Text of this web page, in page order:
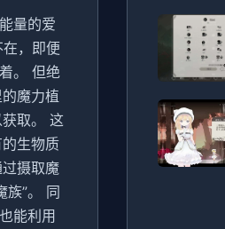
量的爱
在，即便
。 但绝
魔力植
取。 这
生物质
摄取魔
族”。 同
能利用